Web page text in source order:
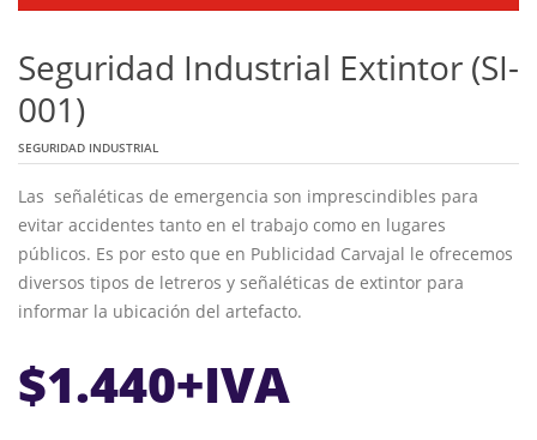
Seguridad Industrial Extintor (SI-
001)
SEGURIDAD INDUSTRIAL
Las señaléticas de emergencia son imprescindibles para
evitar accidentes tanto en el trabajo como en lugares
públicos. Es por esto que en Publicidad Carvajal le ofrecemos
diversos tipos de letreros y señaléticas de extintor para
informar la ubicación del artefacto.
$1.440+IVA